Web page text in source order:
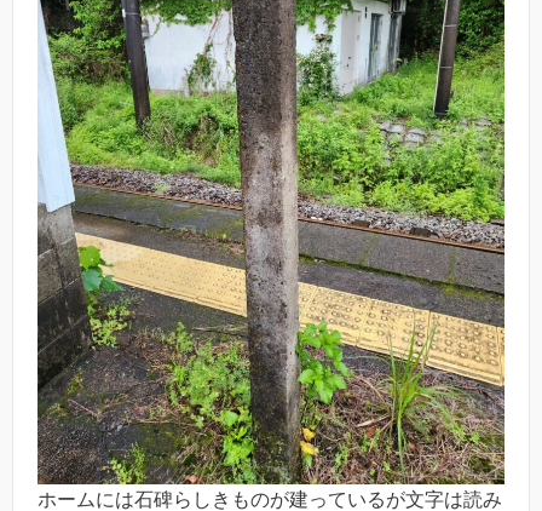
ホームには石碑らしきものが建っているが文字は読み